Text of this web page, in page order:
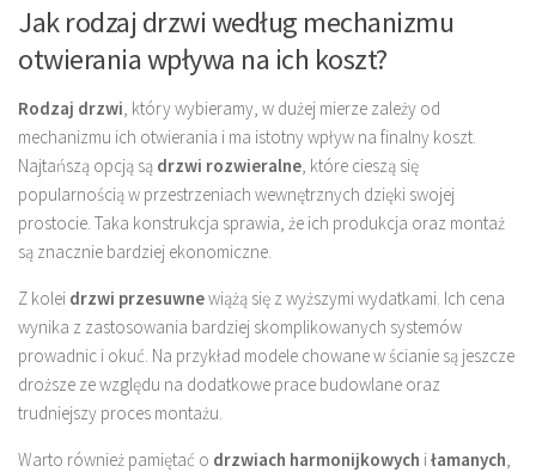
Jak rodzaj drzwi według mechanizmu
otwierania wpływa na ich koszt?
Rodzaj drzwi , który wybieramy, w dużej mierze zależy od
mechanizmu ich otwierania i ma istotny wpływ na finalny koszt.
Najtańszą opcją są drzwi rozwieralne , które cieszą się
popularnością w przestrzeniach wewnętrznych dzięki swojej
prostocie. Taka konstrukcja sprawia, że ich produkcja oraz montaż
są znacznie bardziej ekonomiczne.
Z kolei drzwi przesuwnewiążą się z wyższymi wydatkami. Ich cena
wynika z zastosowania bardziej skomplikowanych systemów
prowadnic i okuć. Na przykład modele chowane w ścianie są jeszcze
droższe ze względu na dodatkowe prace budowlane oraz
trudniejszy proces montażu.
Warto również pamiętać o drzwiach harmonijkowych iłamanych